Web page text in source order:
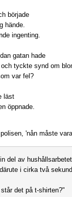
började
hände.
ingenting.
gatan hade
tyckte synd om
var fel?
läst
öppnade.
'nån måste
del av
i cirka två
det på t-shirten?"